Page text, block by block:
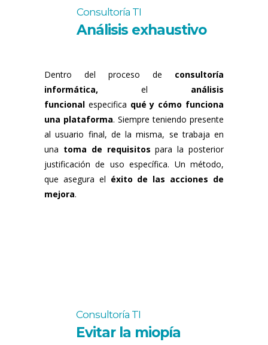
Consultoría TI
Análisis exhaustivo
Dentro del proceso de consultoría
informática, el análisis
funcional especifica qué y cómo funciona
una plataforma. Siempre teniendo presente
al usuario final, de la misma, se trabaja en
una toma de requisitos para la posterior
justificación de uso específica. Un método,
que asegura el éxito de las acciones de
mejora.
Consultoría TI
Evitar la miopía